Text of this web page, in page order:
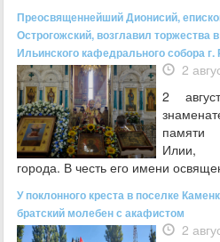
Преосвященнейший Дионисий,
Острогожский, возглавил торжества
Ильинского кафедрального собора
2
2
памяти
Илии,
города. В честь его имени
У поклонного креста в поселке
братский молебен с акафистом
2